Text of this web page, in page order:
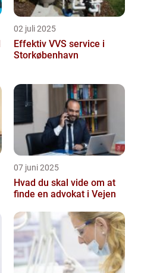
02 juli 2025
Effektiv VVS service i
Storkøbenhavn
07 juni 2025
Hvad du skal vide om at
finde en advokat i Vejen